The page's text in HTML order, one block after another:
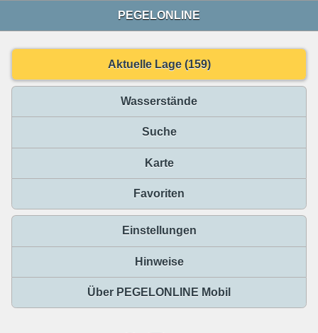
PEGELONLINE
Aktuelle Lage (159)
Wasserstände
Suche
Karte
Favoriten
Einstellungen
Hinweise
Über PEGELONLINE Mobil